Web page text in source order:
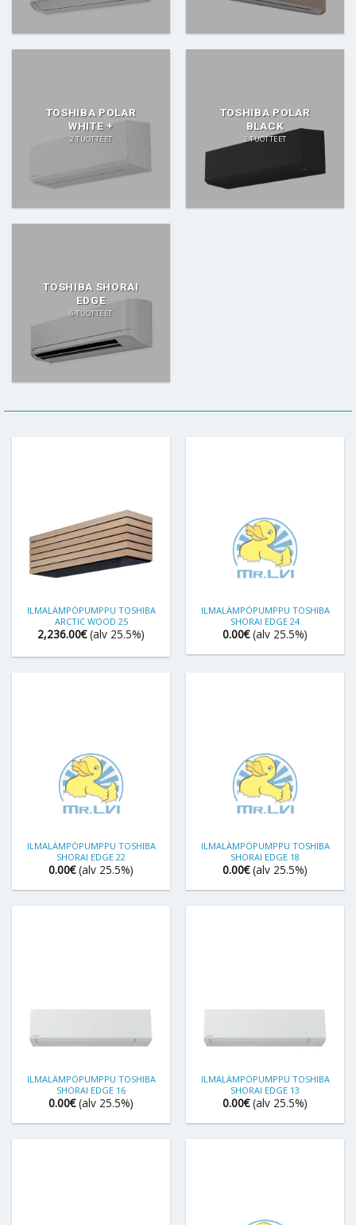
TOSHIBA POLAR
WHITE +
2 TUOTTEET
TOSHIBA POLAR
BLACK
2 TUOTTEET
TOSHIBA SHORAI
EDGE
6 TUOTTEET
ILMALÄMPÖPUMPPU TOSHIBA
ARCTIC WOOD 25
2,236.00€ (alv 25.5%)
ILMALÄMPÖPUMPPU TOSHIBA
SHORAI EDGE 24
0.00€ (alv 25.5%)
ILMALÄMPÖPUMPPU TOSHIBA
SHORAI EDGE 22
0.00€ (alv 25.5%)
ILMALÄMPÖPUMPPU TOSHIBA
SHORAI EDGE 18
0.00€ (alv 25.5%)
ILMALÄMPÖPUMPPU TOSHIBA
SHORAI EDGE 16
0.00€ (alv 25.5%)
ILMALÄMPÖPUMPPU TOSHIBA
SHORAI EDGE 13
0.00€ (alv 25.5%)